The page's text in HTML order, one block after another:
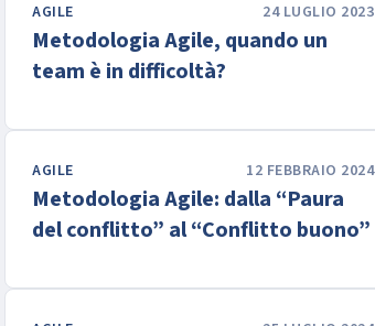
AGILE 24 LUGLIO 2023
Metodologia Agile, quando un
team è in difficoltà?
AGILE 12 FEBBRAIO 2024
Metodologia Agile: dalla “Paura
del conflitto” al “Conflitto buono”